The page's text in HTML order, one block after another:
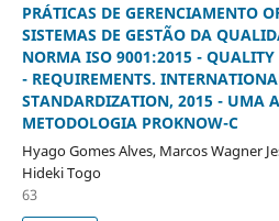
PRÁTICAS DE GERENCIAMENTO
SISTEMAS DE GESTÃO DA
NORMA ISO 9001:2015 - QUALITY
- REQUIREMENTS.
STANDARDIZATION, 2015 - UMA
METODOLOGIA PROKNOW-C
Hyago Gomes Alves, Marcos Wagner
Hideki Togo
63